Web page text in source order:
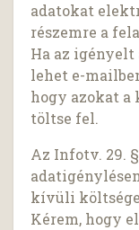
adatokat
részemre a
Ha az
lehet e-
hogy azokat
töltse fel.
Az Infotv. 29.
kívüli
Kérem, hogy